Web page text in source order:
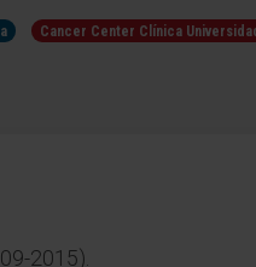
Cancer Center Clínica
2015).